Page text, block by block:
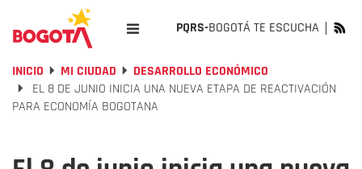
PQRS-BOGOTÁ TE ESCUCHA
INICIO MI CIUDAD
DESARROLLO ECONÓMICO
EL 8 DE JUNIO INICIA UNA NUEVA ETAPA DE REACTIVACIÓN
PARA ECONOMÍA BOGOTANA